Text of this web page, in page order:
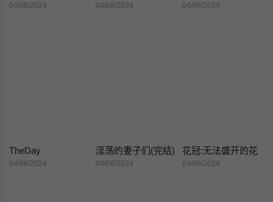
04/08/2024 04/08/2024 04/08/2024
TheDay
04/08/2024
淫荡的妻子们(完结)
04/08/2024
花冠:无法盛开的花
04/08/2024